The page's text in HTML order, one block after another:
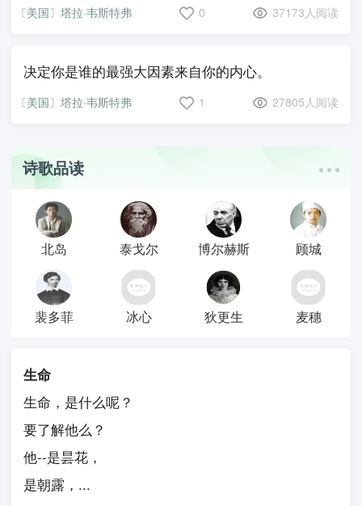
〔美国〕塔拉·韦斯特弗 0 37173人阅读
决定你是谁的最强大因素来自你的内心。
〔美国〕塔拉·韦斯特弗 1 27805人阅读
诗歌品读
北岛 泰戈尔 博尔赫斯 顾城
裴多菲 冰心 狄更生 麦穗
生命
生命，是什么呢？
要了解他么？
他--是昙花，
是朝露，...